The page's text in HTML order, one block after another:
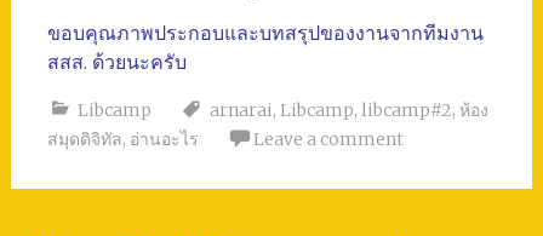
ขอบคุณภาพประกอบและบทสรุปของงานจากทีมงาน
สสส. ด้วยนะครับ
Libcamp arnarai, Libcamp, libcamp#2, ห้อง
สมุดดิจิทัล, อ่านอะไร Leave a comment